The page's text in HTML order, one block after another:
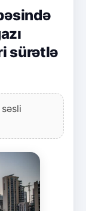
sürətlə